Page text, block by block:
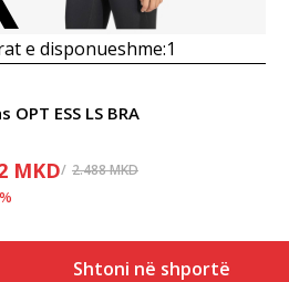
e disponueshme:1
OPT ESS LS BRA
MKD 2.488MKD
Shtoni në shportë